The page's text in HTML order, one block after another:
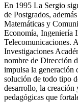
En 1995 La Sergio
de Postgrados,
Matemáticas y
Economía, Ingeniería
Telecomunicaciones.
Investigaciones
nombre de Dirección
impulsa la generación
solución de todo tipo
desarrollo, la creación
pedagógicas que